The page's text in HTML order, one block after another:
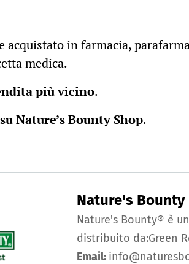
acquistato in farmacia,
medica.
più vicino.
Nature’s Bounty Shop.
Nature's Bounty
Nature's Bounty® è
distribuito da:Green
Email: